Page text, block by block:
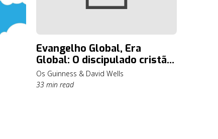
Evangelho Global, Era
Global: O discipulado cristão
e a missão na era da
globalização
Os Guinness & David Wells
33 min read